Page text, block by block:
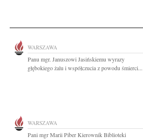
WARSZAWA
Panu mgr. Januszowi Jasińskiemu wyrazy
głębokiego żalu i współczucia z powodu śmierci...
WARSZAWA
Pani mgr Marii Piber Kierownik Biblioteki